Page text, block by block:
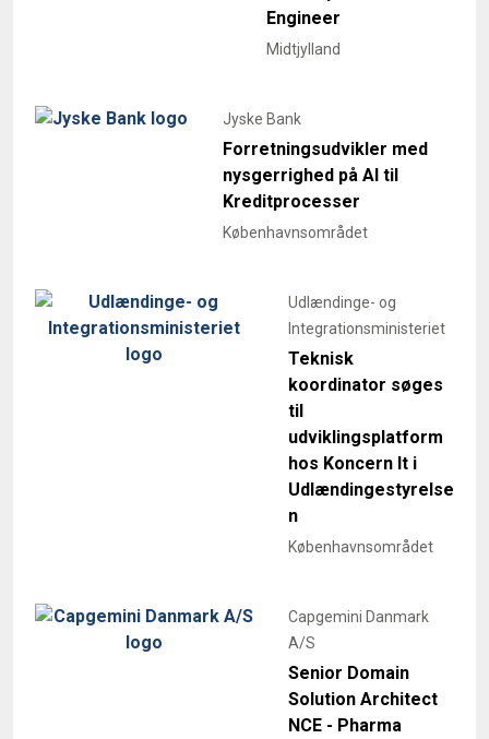
Engineer
Midtjylland
Jyske Bank
Forretningsudvikler med
nysgerrighed på AI til
Kreditprocesser
Københavnsområdet
Udlændinge- og
Integrationsministeriet
Teknisk
koordinator søges
til
udviklingsplatform
hos Koncern It i
Udlændingestyrelse
n
Københavnsområdet
Capgemini Danmark
A/S
Senior Domain
Solution Architect
NCE - Pharma